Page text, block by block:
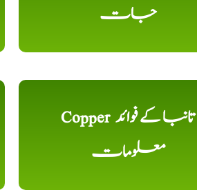
جات
Copper تانبا کے فوائد
معلومات